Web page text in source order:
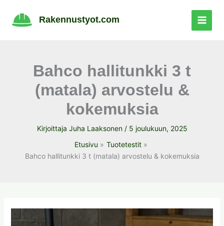
sisältöön
Rakennustyot.com
Bahco hallitunkki 3 t
(matala) arvostelu &
kokemuksia
Kirjoittaja Juha Laaksonen / 5 joulukuun, 2025
Etusivu
Tuotetestit
Bahco hallitunkki 3 t (matala) arvostelu & kokemuksia